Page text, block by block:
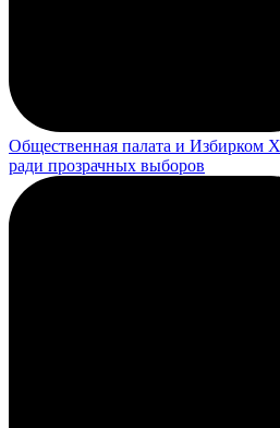
Общественная палата и Избирком
ради прозрачных выборов